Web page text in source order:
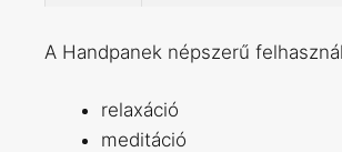
A Handpanek népszerű
relaxáció
meditáció